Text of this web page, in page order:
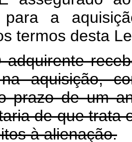
para a
termos desta
adquirente
aquisição,
prazo de um
de que trata
à alienação.